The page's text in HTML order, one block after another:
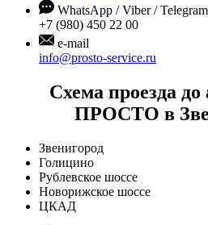
WhatsApp / Viber /
+7 (980) 450 22 00
e-mail
info@prosto-service.ru
Схема проезда до
ПРОСТО в
Звенигород
Голицино
Рублевское шоссе
Новорижское шоссе
ЦКАД